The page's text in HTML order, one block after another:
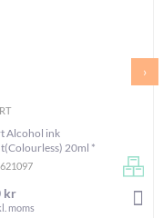
Alcohol ink
20ml *
kr
moms
›